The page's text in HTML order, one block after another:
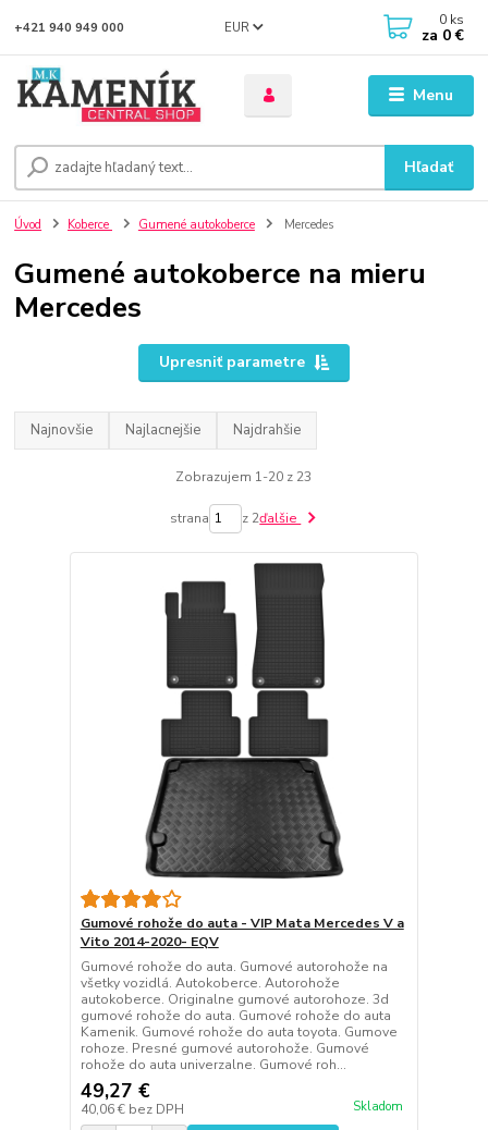
Menu
EUR
Hľadať
+421 940 949 000 0 ks
za 0 €
Úvod Koberce Gumené autokoberce Mercedes
Gumené autokoberce na mieru
Mercedes
Upresniť parametre
Najnovšie Najlacnejšie Najdrahšie
Zobrazujem 1-20 z 23
strana z 2ďalšie
Gumové rohože do auta - VIP Mata Mercedes V a
Vito 2014-2020- EQV
Gumové rohože do auta. Gumové autorohože na
všetky vozidlá. Autokoberce. Autorohože
autokoberce. Originalne gumové autorohoze. 3d
gumové rohože do auta. Gumové rohože do auta
Kamenik. Gumové rohože do auta toyota. Gumove
rohoze. Presné gumové autorohože. Gumové
rohože do auta univerzalne. Gumové roh...
49,27 €
40,06 € bez DPH Skladom